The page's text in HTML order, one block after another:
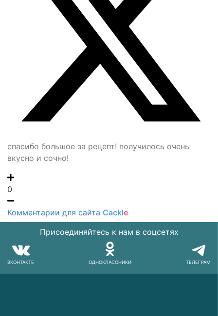
спасибо большое за рецепт! получилось очень
вкусно и сочно!
0
Комментарии для сайта Cackle
Присоединяйтесь к нам в соцсетях
ВКОНТАКТЕ ОДНОКЛАССНИКИ ТЕЛЕГРАМ